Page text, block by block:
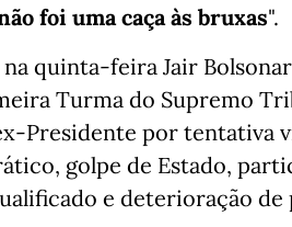
foi uma caça às bruxas".
quinta-feira Jair
Turma do Supremo
Presidente por tentativa
golpe de Estado,
e deterioração